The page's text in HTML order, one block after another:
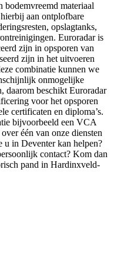
bodemvreemd materiaal
aan ontplofbare
opslagtanks,
Euroradar is
zijn in opsporen van
zijn in het uitvoeren
combinatie kunnen we
onmogelijke
daarom beschikt Euroradar
voor het opsporen
certificaten en diploma’s.
bijvoorbeeld een VCA
één van onze diensten
in Deventer kan helpen?
contact? Kom dan
pand in Hardinxveld-